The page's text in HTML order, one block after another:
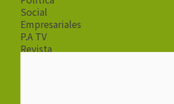
Social
Empresariales
P.A TV
Revista